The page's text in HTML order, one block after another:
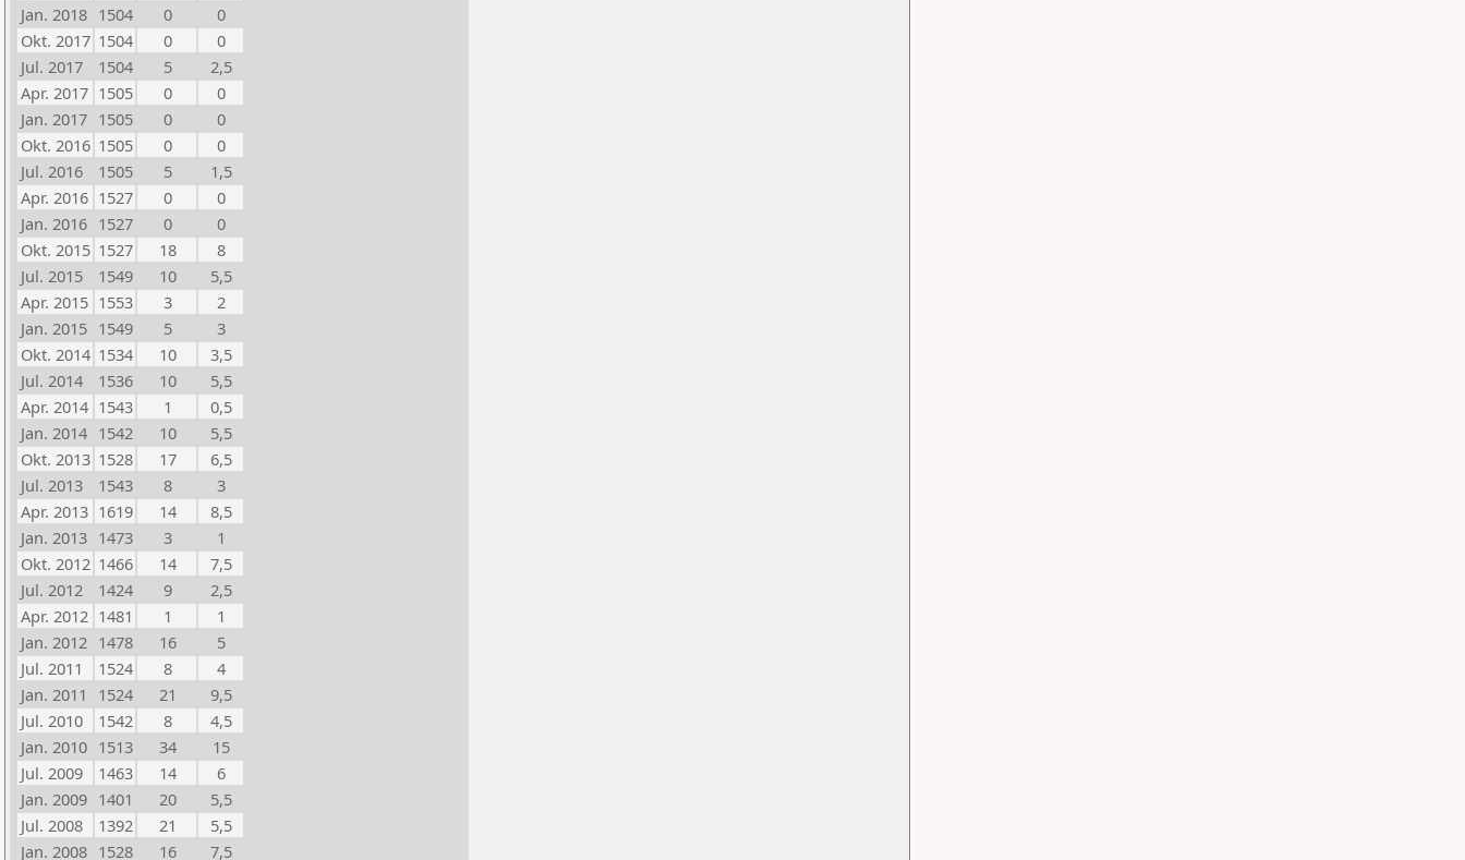
Jan. 2018 1504 0
0
Okt. 2017 1504 0
0
Jul. 2017
1504 5
2,5
Apr. 2017 1505 0
0
Jan. 2017 1505 0
0
Okt. 2016 1505 0
0
Jul. 2016
1505 5
1,5
Apr. 2016 1527 0
0
Jan. 2016 1527 0
0
Okt. 2015 1527 18
8
Jul. 2015
1549 10
5,5
Apr. 2015 1553 3
2
Jan. 2015 1549 5
3
Okt. 2014 1534 10
3,5
Jul. 2014
1536 10
5,5
Apr. 2014 1543 1
0,5
Jan. 2014 1542 10
5,5
Okt. 2013 1528 17
6,5
Jul. 2013
1543 8
3
Apr. 2013 1619 14
8,5
Jan. 2013 1473 3
1
Okt. 2012 1466 14
7,5
Jul. 2012
1424 9
2,5
Apr. 2012 1481 1
1
Jan. 2012 1478 16
5
Jul. 2011
1524 8
4
Jan. 2011
1524 21
9,5
Jul. 2010
1542 8
4,5
Jan. 2010 1513 34
15
Jul. 2009
1463 14
6
Jan. 2009 1401 20
5,5
Jul. 2008
1392 21
5,5
Jan. 2008 1528 16 7,5